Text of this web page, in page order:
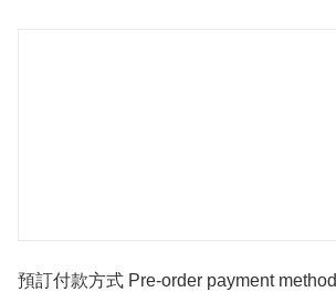
預訂付款方式 Pre-order payment method